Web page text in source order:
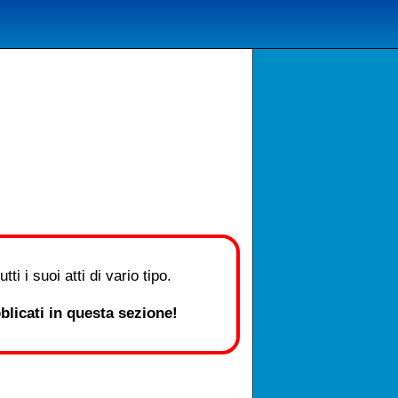
i suoi atti di vario tipo.
in questa sezione!